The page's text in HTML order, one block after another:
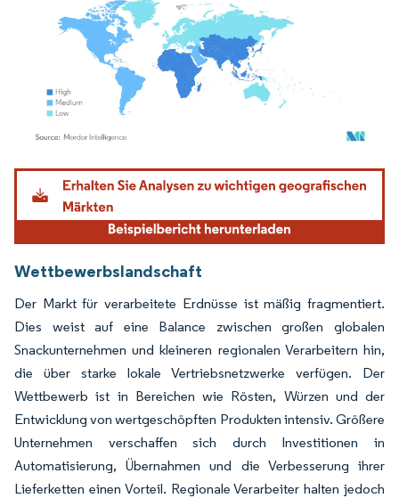
Bild © Mordor Intelligence. Wiederverwendung erfordert Namensnennung gemäß
Wettbewerbslandschaft
Der Markt für verarbeitete Erdnüsse ist mäßig fragmentiert.
Dies weist auf eine Balance zwischen großen globalen
Snackunternehmen und kleineren regionalen Verarbeitern hin,
die über starke lokale Vertriebsnetzwerke verfügen. Der
Wettbewerb ist in Bereichen wie Rösten, Würzen und der
Entwicklung von wertgeschöpften Produkten intensiv. Größere
Unternehmen verschaffen sich durch Investitionen in
Automatisierung, Übernahmen und die Verbesserung ihrer
Lieferketten einen Vorteil. Regionale Verarbeiter halten jedoch